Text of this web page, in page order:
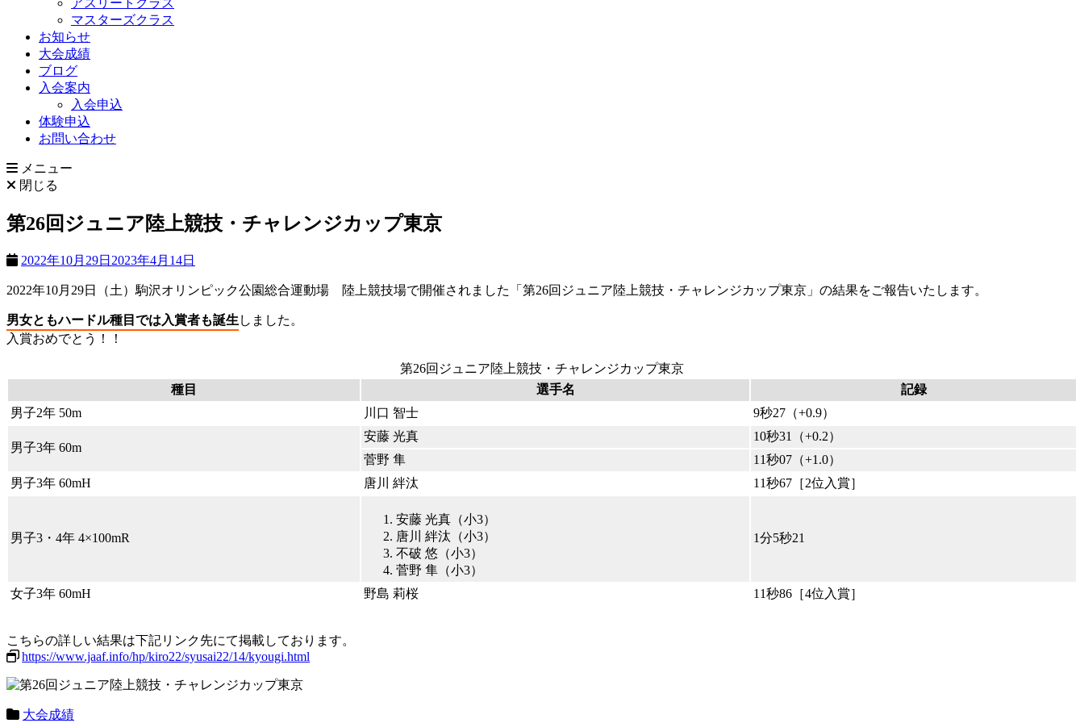
マスターズクラス
お知らせ
大会成績
ブログ
入会案内
入会申込
体験申込
お問い合わせ
メニュー
閉じる
第26回ジュニア陸上競技・チャレンジカップ東京
2022年10月29日 2023年4月14日
2022年10月29日（土）駒沢オリンピック公園総合運動場 陸上競技場で開催されました「第26回ジュニア陸上競技・チャレンジカップ東京」の結果をご報告いたします。
男女ともハードル種目では入賞者も誕生 しました。
入賞おめでとう！！
第26回ジュニア陸上競技・チャレンジカップ東京
種目
選手名
記録
男子2年 50m
川口 智士 9秒27（+0.9）
男子3年 60m
安藤 光真
10秒31（+0.2）
菅野 隼
11秒07（+1.0）
男子3年 60mH
唐川 絆汰 11秒67［2位入賞］
男子3・4年 4×100mR
安藤 光真（小3）
唐川 絆汰（小3）
不破 悠（小3）
菅野 隼（小3）
1分5秒21
女子3年 60mH 野島 莉桜 11秒86［4位入賞］
こちらの詳しい結果は下記リンク先にて掲載しております。
https://www.jaaf.info/hp/kiro22/syusai22/14/kyougi.html
大会成績